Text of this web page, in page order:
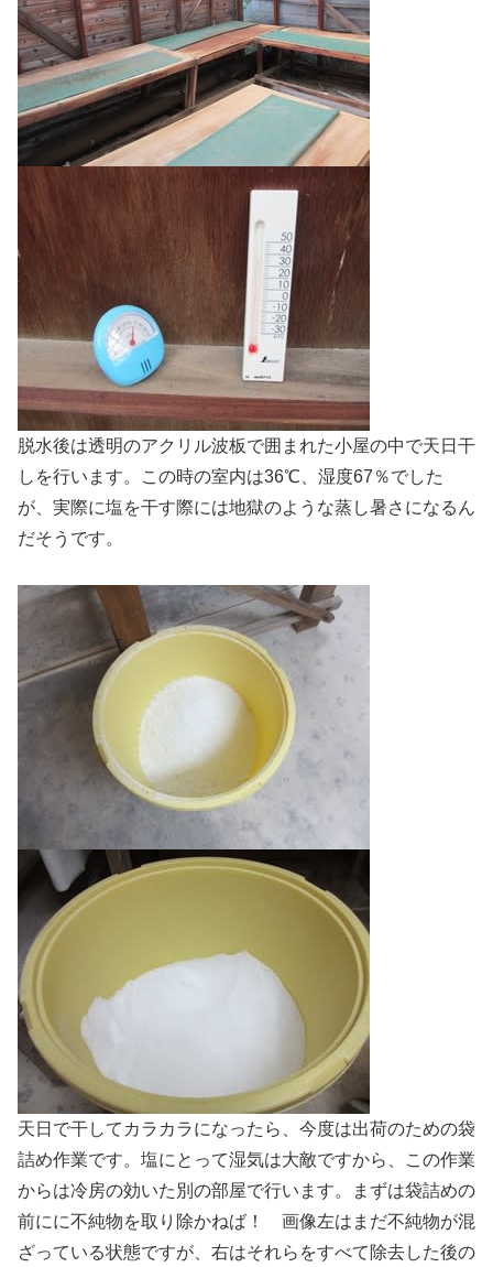
脱水後は透明のアクリル波板で囲まれた小屋の中で天日干
しを行います。この時の室内は36℃、湿度67％でした
が、実際に塩を干す際には地獄のような蒸し暑さになるん
だそうです。
天日で干してカラカラになったら、今度は出荷のための袋
詰め作業です。塩にとって湿気は大敵ですから、この作業
からは冷房の効いた別の部屋で行います。まずは袋詰めの
前にに不純物を取り除かねば！ 画像左はまだ不純物が混
ざっている状態ですが、右はそれらをすべて除去した後の